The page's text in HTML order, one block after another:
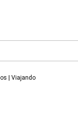
| Viajando